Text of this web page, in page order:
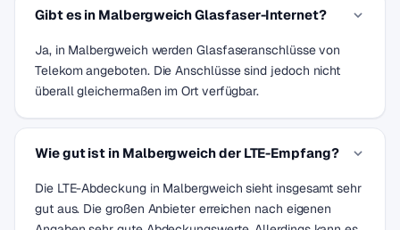
Gibt es in Malbergweich Glasfaser-Internet?
Ja, in Malbergweich werden Glasfaseranschlüsse von
Telekom angeboten. Die Anschlüsse sind jedoch nicht
überall gleichermaßen im Ort verfügbar.
Wie gut ist in Malbergweich der LTE-Empfang?
Die LTE-Abdeckung in Malbergweich sieht insgesamt sehr
gut aus. Die großen Anbieter erreichen nach eigenen